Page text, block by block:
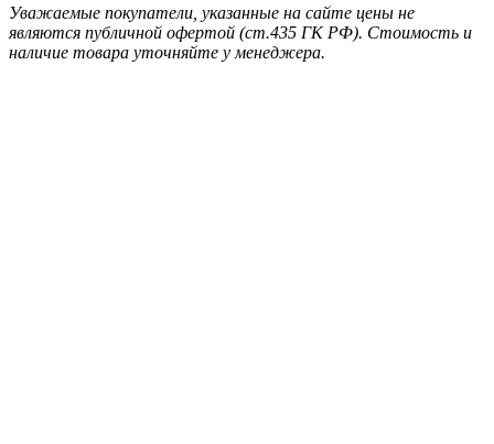
Уважаемые покупатели, указанные на сайте цены не
являются публичной офертой (ст.435 ГК РФ). Стоимость и
наличие товара уточняйте у менеджера.